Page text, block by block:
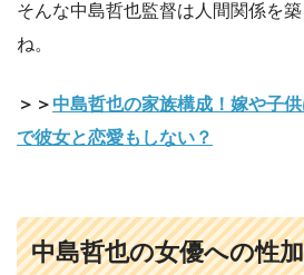
そんな中島哲也監督は人間関係を
ね。
＞＞ 中島哲也の家族構成！嫁や子
で彼女と恋愛もしない？
中島哲也の女優への性